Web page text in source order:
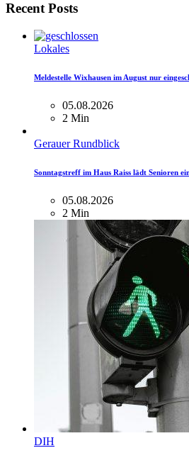
Recent Posts
Lokales
Meldestelle Wixhausen im August nur
05.08.2026
2 Min
Gerauer Rundblick
Sonntagstreff im Haus Raiss lädt Senioren
05.08.2026
2 Min
DIH